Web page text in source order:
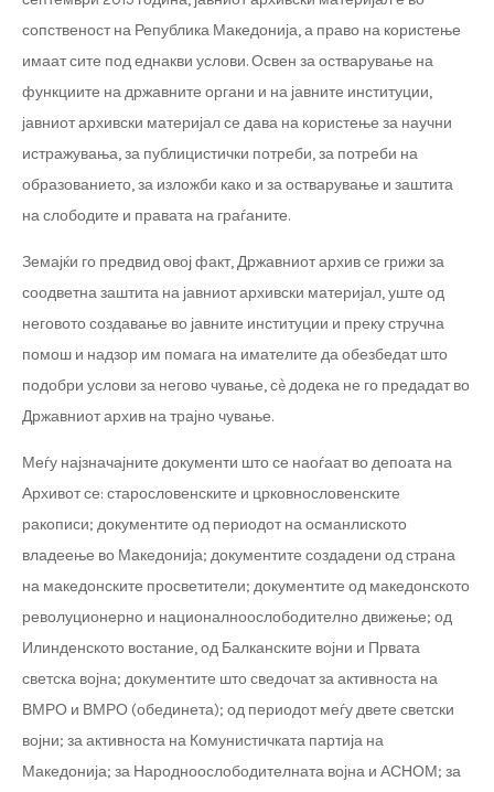
сопственост на Република Македонија, а право на користење
имаат сите под еднакви услови. Освен за остварување на
функциите на државните органи и на јавните институции,
јавниот архивски материјал се дава на користење за научни
истражувања, за публицистички потреби, за потреби на
образованието, за изложби како и за остварување и заштита
на слободите и правата на граѓаните.
Земајќи го предвид овој факт, Државниот архив се грижи за
соодветна заштита на јавниот архивски материјал, уште од
неговото создавање во јавните институции и преку стручна
помош и надзор им помага на имателите да обезбедат што
подобри услови за негово чување, сè додека не го предадат во
Државниот архив на трајно чување.
Меѓу најзначајните документи што се наоѓаат во депоата на
Архивот се: старословенските и црковнословенските
ракописи; документите од периодот на османлиското
владеење во Македонија; документите создадени од страна
на македонските просветители; документите од македонското
револуционерно и националноослободително движење; од
Илинденското востание, од Балканските војни и Првата
светска војна; документите што сведочат за активноста на
ВМРО и ВМРО (обединета); од периодот меѓу двете светски
војни; за активноста на Комунистичката партија на
Македонија; за Народноослободителната војна и АСНОМ; за